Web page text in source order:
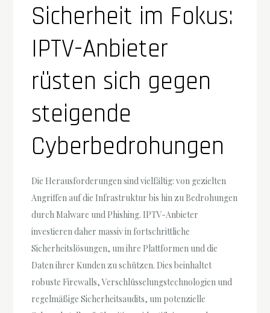
Sicherheit im Fokus:
IPTV-Anbieter
rüsten sich gegen
steigende
Cyberbedrohungen
Die Herausforderungen sind vielfältig: von gezielten
Angriffen auf die Infrastruktur bis hin zu Bedrohungen
durch Malware und Phishing. IPTV-Anbieter
investieren daher massiv in fortschrittliche
Sicherheitslösungen, um ihre Plattformen und die
Daten ihrer Kunden zu schützen. Dies beinhaltet
robuste Firewalls, Verschlüsselungstechnologien und
regelmäßige Sicherheitsaudits, um potenzielle